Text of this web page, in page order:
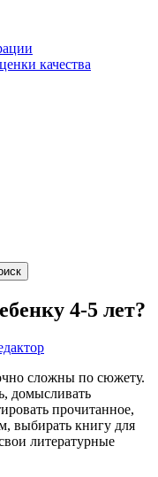
качества
4-5 лет?
сложны по сюжету.
домысливать
прочитанное,
выбирать книгу для
литературные